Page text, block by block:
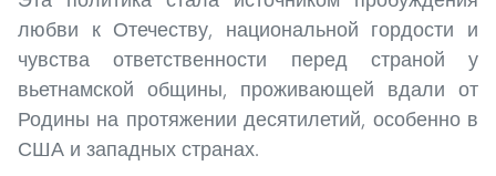
любви к Отечеству, национальной гордости и
чувства ответственности перед страной у
вьетнамской общины, проживающей вдали от
Родины на протяжении десятилетий, особенно в
США и западных странах.